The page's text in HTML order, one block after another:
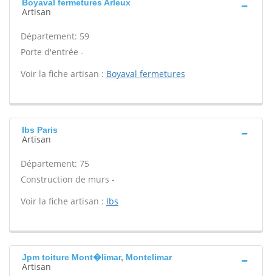
Boyaval fermetures Arleux
Artisan
Département: 59
Porte d'entrée -
Voir la fiche artisan : Boyaval fermetures
Ibs Paris
Artisan
Département: 75
Construction de murs -
Voir la fiche artisan : Ibs
Jpm toiture Mont�limar, Montelimar
Artisan